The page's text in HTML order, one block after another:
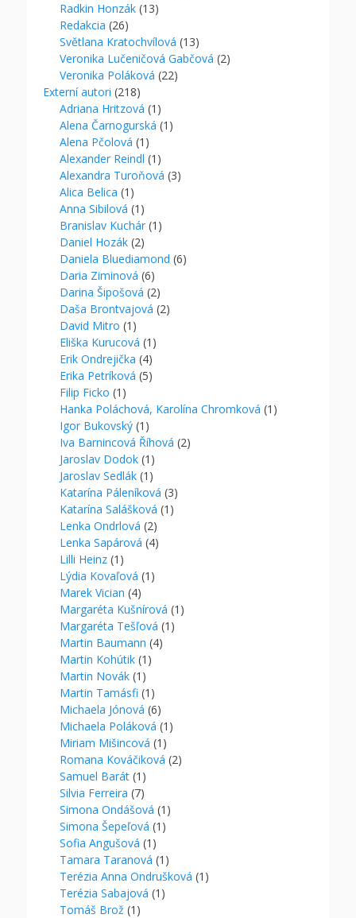
Radkin Honzák (13)
Redakcia (26)
Světlana Kratochvílová (13)
Veronika Lučeničová Gabčová (2)
Veronika Poláková (22)
Externí autori (218)
Adriana Hritzová (1)
Alena Čarnogurská (1)
Alena Pčolová (1)
Alexander Reindl (1)
Alexandra Turoňová (3)
Alica Belica (1)
Anna Sibilová (1)
Branislav Kuchár (1)
Daniel Hozák (2)
Daniela Bluediamond (6)
Daria Ziminová (6)
Darina Šipošová (2)
Daša Brontvajová (2)
David Mitro (1)
Eliška Kurucová (1)
Erik Ondrejička (4)
Erika Petríková (5)
Filip Ficko (1)
Hanka Poláchová, Karolína Chromková (1)
Igor Bukovský (1)
Iva Barnincová Říhová (2)
Jaroslav Dodok (1)
Jaroslav Sedlák (1)
Katarína Páleníková (3)
Katarína Salášková (1)
Lenka Ondrlová (2)
Lenka Sapárová (4)
Lilli Heinz (1)
Lýdia Kovaľová (1)
Marek Vician (4)
Margaréta Kušnírová (1)
Margaréta Tešľová (1)
Martin Baumann (4)
Martin Kohútik (1)
Martin Novák (1)
Martin Tamásfi (1)
Michaela Jónová (6)
Michaela Poláková (1)
Miriam Mišincová (1)
Romana Kováčiková (2)
Samuel Barát (1)
Silvia Ferreira (7)
Simona Ondášová (1)
Simona Šepeľová (1)
Sofia Angušová (1)
Tamara Taranová (1)
Terézia Anna Ondrušková (1)
Terézia Sabajová (1)
Tomáš Brož (1)